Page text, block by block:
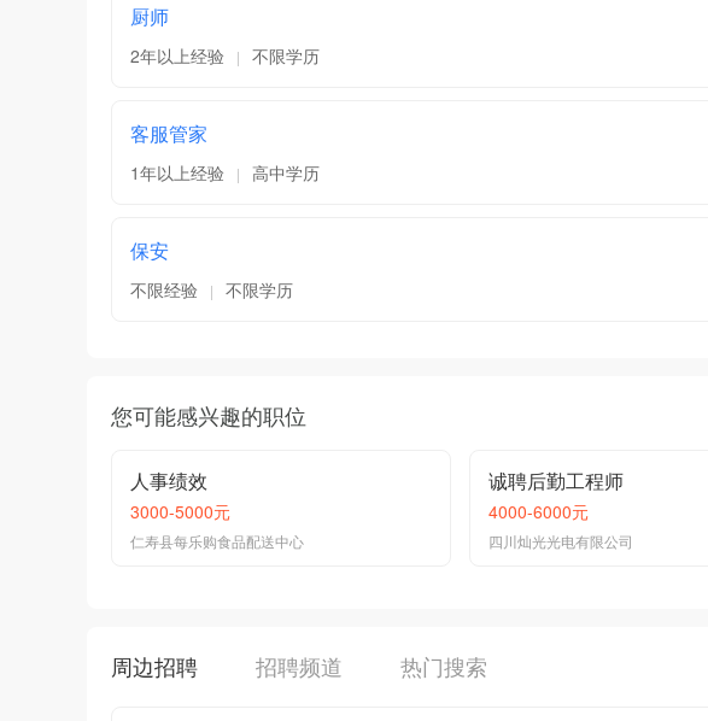
厨师
2年以上经验 | 不限学历
客服管家
1年以上经验 | 高中学历
保安
不限经验 | 不限学历
您可能感兴趣的职位
人事绩效
3000-5000元
仁寿县每乐购食品配送中心
诚聘后勤工程师
4000-6000元
四川灿光光电有限公司
周边招聘 招聘频道 热门搜索